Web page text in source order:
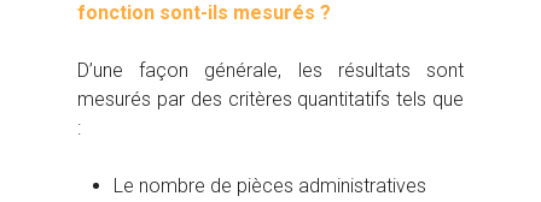
fonction sont-ils mesurés ?
D’une façon générale, les résultats sont
mesurés par des critères quantitatifs tels que
:
Le nombre de pièces administratives